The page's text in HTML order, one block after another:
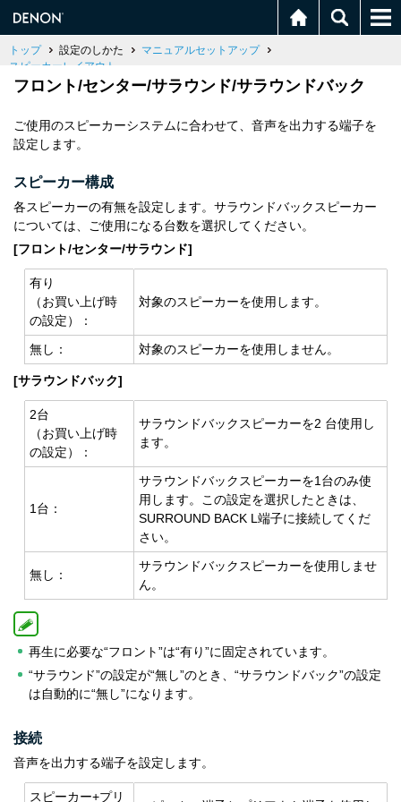
トップ 設定のしかた
マニュアルセットアップ
スピーカーレイアウト
フロント/センター/サラウンド/サラウンドバック
ご使用のスピーカーシステムに合わせて、音声を出力する端子を
設定します。
スピーカー構成
各スピーカーの有無を設定します。サラウンドバックスピーカー
については、ご使用になる台数を選択してください。
[フロント/センター/サラウンド]
有り
（お買い上げ時
の設定）：
対象のスピーカーを使用します。
無し： 対象のスピーカーを使用しません。
[サラウンドバック]
2台
（お買い上げ時
の設定）：
サラウンドバックスピーカーを2 台使用し
ます。
1台：
サラウンドバックスピーカーを1台のみ使
用します。この設定を選択したときは、
SURROUND BACK L端子に接続してくだ
さい。
無し：
サラウンドバックスピーカーを使用しませ
ん。
再生に必要な“フロント”は“有り”に固定されています。
“サラウンド”の設定が“無し”のとき、“サラウンドバック”の設定
は自動的に“無し”になります。
接続
音声を出力する端子を設定します。
スピーカー+プリ